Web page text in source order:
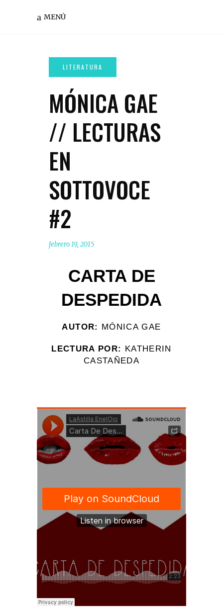
MENÚ
MÓNICA GAE
// LECTURAS
EN
SOTTOVOCE
#2
febrero 19, 2015
CARTA DE
DESPEDIDA
AUTOR: MÓNICA GAE
LECTURA POR: KATHERIN
CASTAÑEDA